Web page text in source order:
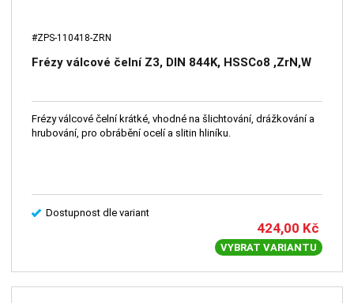
#ZPS-110418-ZRN
Frézy válcové čelní Z3, DIN 844K, HSSCo8 ,ZrN,W
Frézy válcové čelní krátké, vhodné na šlichtování, drážkování a
hrubování, pro obrábění ocelí a slitin hliníku.
Dostupnost dle variant
424,00 Kč
VYBRAT VARIANTU